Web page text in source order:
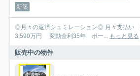
新築
◎月々の返済シュミレーション◎ 月々支払い 91,450円 借り入れ額
3,590万円 変動金利35年 ボー... もっと見る
販売中の物件